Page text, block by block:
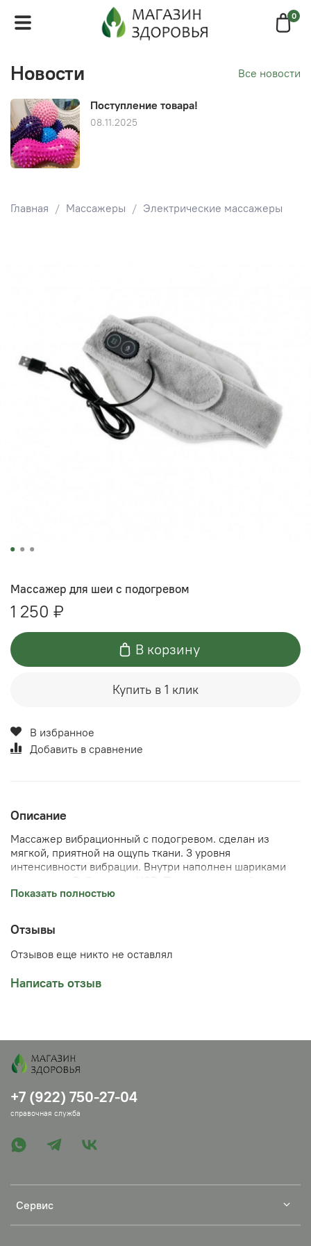
0
Главная Массажеры Электрические массажеры
Массажер для шеи с подогревом
1 250 ₽
В корзину
Купить в 1 клик
В избранное
Добавить в сравнение
Описание
Массажер вибрационный с подогревом. сделан из
мягкой, приятной на ощупь ткани. 3 уровня
интенсивности вибрации. Внутри наполнен шариками
во время работы за компьютером, в дороге можно
телефонный адаптер для работы от сети.
Напряжение: 5 В
Показать полностью
Отзывы
Отзывов еще никто не оставлял
Написать отзыв
Новости Все новости
Поступление товара!
08.11.2025
Сервис
+7 (922) 750-27-04
справочная служба